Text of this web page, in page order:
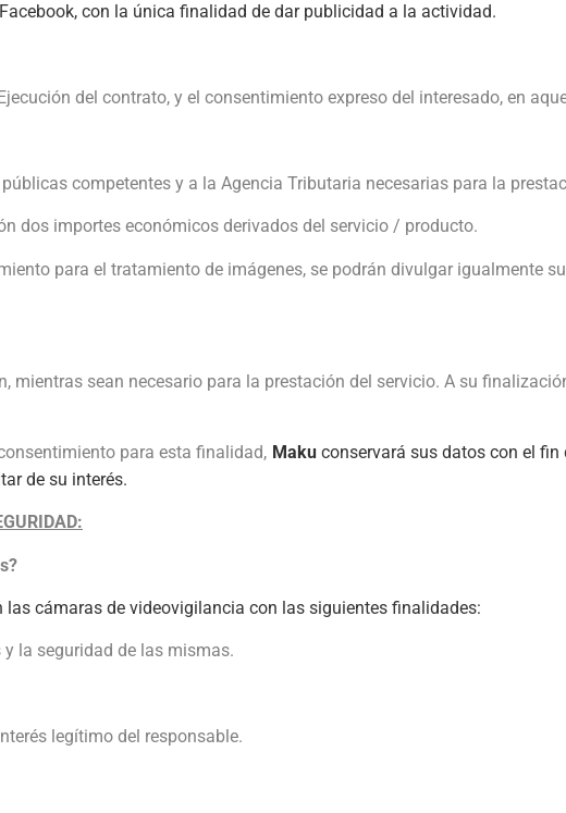
con la única finalidad de dar publicidad a la actividad.
del contrato, y el consentimiento expreso del interesado, en
competentes y a la Agencia Tributaria necesarias para la
dos importes económicos derivados del servicio / producto.
para el tratamiento de imágenes, se podrán divulgar igualmente
mientras sean necesario para la prestación del servicio. A su
para esta finalidad, Maku conservará sus datos con el
de su interés.
cámaras de videovigilancia con las siguientes finalidades:
la seguridad de las mismas.
legítimo del responsable.